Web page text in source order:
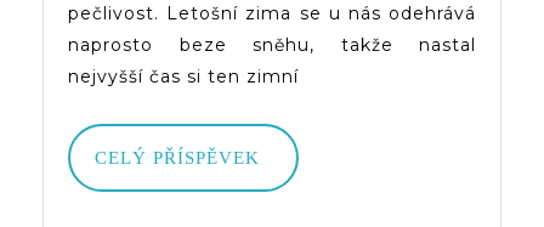
pečlivost. Letošní zima se u nás odehrává
naprosto beze sněhu, takže nastal
nejvyšší čas si ten zimní
CELÝ PŘÍSPĚVEK
CELÝ
PŘÍSPĚVEK